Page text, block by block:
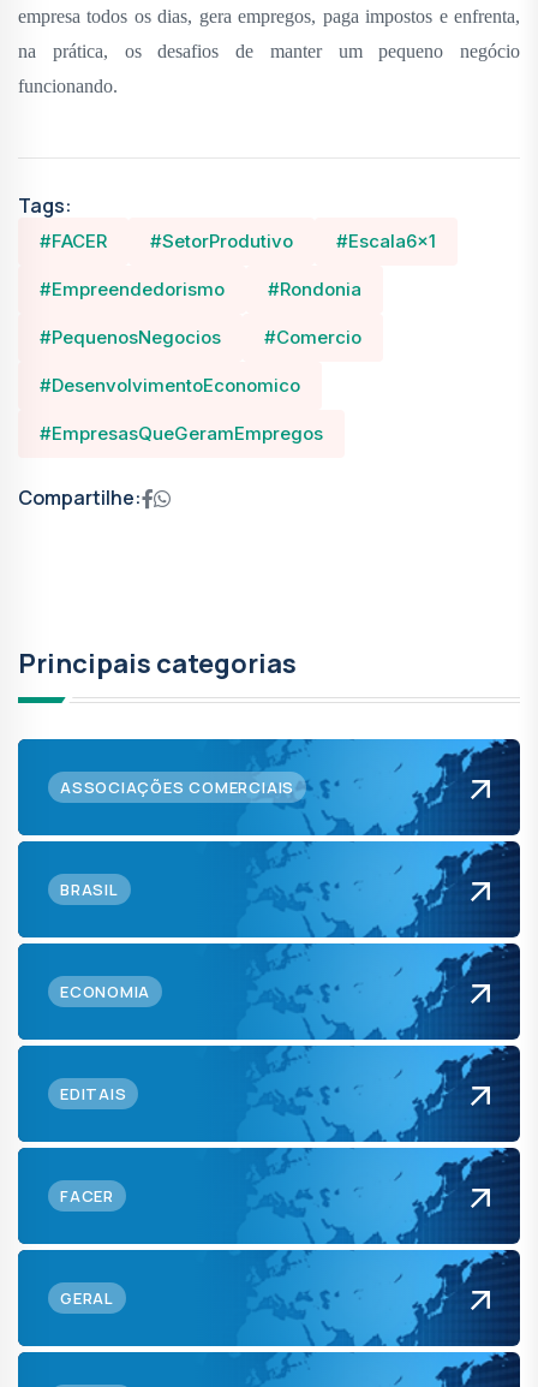
empresa todos os dias, gera empregos, paga impostos e enfrenta,
na prática, os desafios de manter um pequeno negócio
funcionando.
Tags:
#FACER #SetorProdutivo #Escala6x1
#Empreendedorismo #Rondonia
#PequenosNegocios #Comercio
#DesenvolvimentoEconomico
#EmpresasQueGeramEmpregos
Compartilhe:
Principais categorias
ASSOCIAÇÕES COMERCIAIS
BRASIL
ECONOMIA
EDITAIS
FACER
GERAL